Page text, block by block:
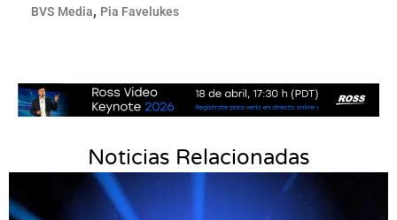
BVS Media, Pia Favelukes
Noticias Relacionadas